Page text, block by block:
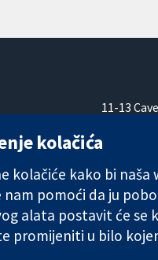
11-13
W1G 0AN
and a company limited
kolačića
kolačiće kako bi
nam pomoći da ju
alata postavit će se
promijeniti u bilo